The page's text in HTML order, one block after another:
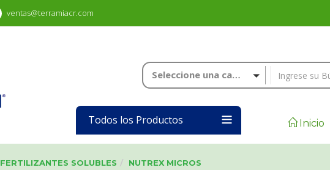
ventas@terramiacr.com
Seleccione una categoría
Todos los Productos Inicio
FERTILIZANTES SOLUBLES NUTREX MICROS